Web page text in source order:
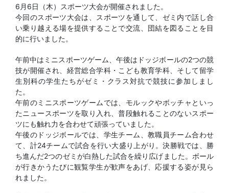
6月6日（木）スポーツ大会が開催されました。
今回のスポーツ大会は、スポーツを通して、ゼミ内で話し合
い乗り越える場を提供することで交流、団結を図ることを目
的に行いました。
午前中はミニスポーツゲーム、午後はドッジボールの2つの競
技が開催され、経営総合学科・こども教育学科、そして留学
生別科の学生たちがゼミ・クラス対抗で競技に参加しまし
た。
午前のミニスポーツゲームでは、モルックやボッチャといっ
たニュースポーツを取り入れ、普段触れることのないスポー
ツにも触れ力を合わせて頑張っていました。
午後のドッジボールでは、学生チーム、教職員チーム合わせ
て、計24チームで試合を行い大盛り上がり。決勝戦では、勝
ち進んだ2つのゼミが白熱した試合を繰り広げました。ボール
が行きかうたびに観覧学生が歓声をあげ、応援する姿が見ら
れました。